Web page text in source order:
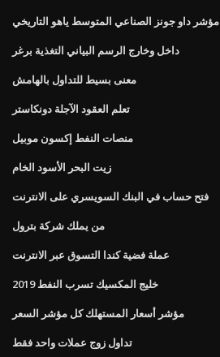
مؤشر داو جونز الصناعي المتوسط ​​ياهو التاريخي
داخل وخارج الرسم البياني التغذية برغر
معنى بسيط للتداول بالهامش
تعلم العقود الآجلة دونكاستر
منصات النفط إكسون موبيل
زيت البحر الأسود الخام
فتح حساب في البنك السويسري على الانترنت
من يملك شركة بترول
عملة فضية كندا التسوق عبر الانترنت
خليج المكسيك تسرب النفط 2019
مؤشر أسعار المستهلك كل مؤشر السعر
تداول زوج عملات واحد فقط